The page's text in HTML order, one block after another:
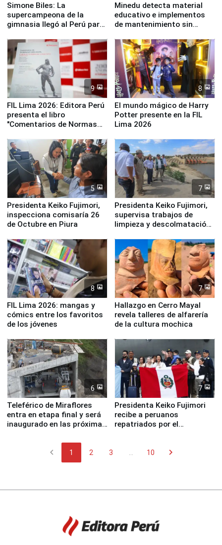
Simone Biles: La
supercampeona de la
gimnasia llegó al Perú para
Panamericanos Lima 2027
Minedu detecta material
educativo e implementos
de mantenimiento sin
la UGEL 2
9
FIL Lima 2026: Editora Perú
presenta el libro
"Comentarios de Normas
Derecho Colectivo"
8
El mundo mágico de Harry
Potter presente en la FIL
Lima 2026
5
Presidenta Keiko Fujimori,
inspecciona comisaría 26
de Octubre en Piura
7
Presidenta Keiko Fujimori,
supervisa trabajos de
limpieza y descolmatación
8
FIL Lima 2026: mangas y
cómics entre los favoritos
de los jóvenes
7
Hallazgo en Cerro Mayal
revela talleres de alfarería
de la cultura mochica
6
Teleférico de Miraflores
entra en etapa final y será
inaugurado en las próximas
7
Presidenta Keiko Fujimori
recibe a peruanos
repatriados por el
chevron_left 1 2 3 10 chevron_right